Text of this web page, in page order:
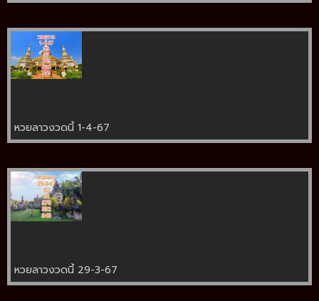
หวยลาวงวดนี้ 1-4-67
หวยลาวงวดนี้ 29-3-67